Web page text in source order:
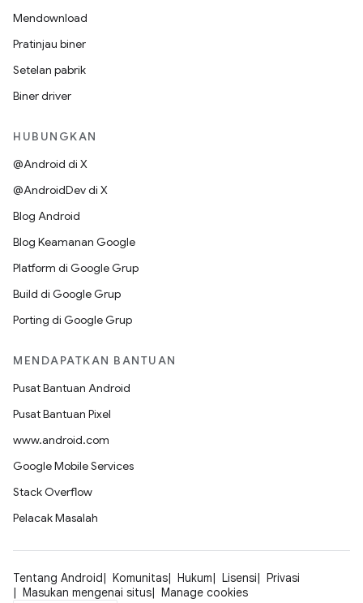
Mendownload
Pratinjau biner
Setelan pabrik
Biner driver
HUBUNGKAN
@Android di X
@AndroidDev di X
Blog Android
Blog Keamanan Google
Platform di Google Grup
Build di Google Grup
Porting di Google Grup
MENDAPATKAN BANTUAN
Pusat Bantuan Android
Pusat Bantuan Pixel
www.android.com
Google Mobile Services
Stack Overflow
Pelacak Masalah
Tentang Android Komunitas Hukum Lisensi
Privasi
Masukan mengenai situs
Manage cookies